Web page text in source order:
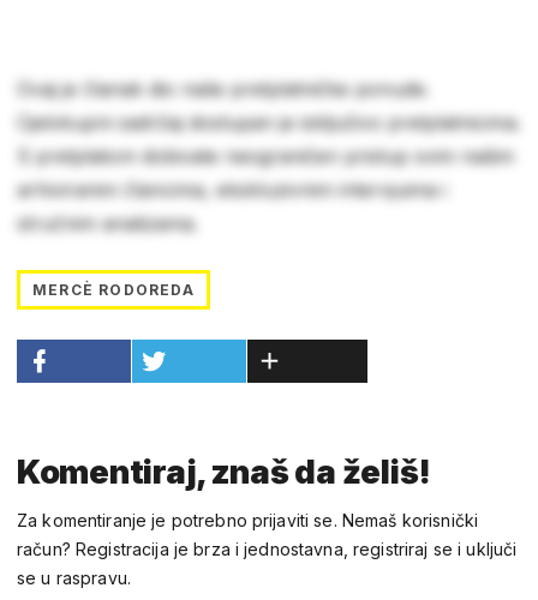
Ovaj je članak dio naše pretplatničke ponude.
Cjelokupni sadržaj dostupan je isključivo pretplatnicima.
S pretplatom dobivate neograničen pristup svim našim
arhiviranim člancima, ekskluzivnim intervjuima i
stručnim analizama.
MERCÈ RODOREDA
Komentiraj, znaš da želiš!
Za komentiranje je potrebno prijaviti se. Nemaš korisnički
račun? Registracija je brza i jednostavna, registriraj se i uključi
se u raspravu.